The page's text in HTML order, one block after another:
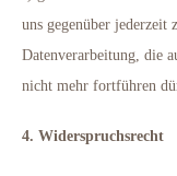
uns gegenüber
Datenverarbeitung, die
nicht mehr fortführen
4. Widerspruchsrecht